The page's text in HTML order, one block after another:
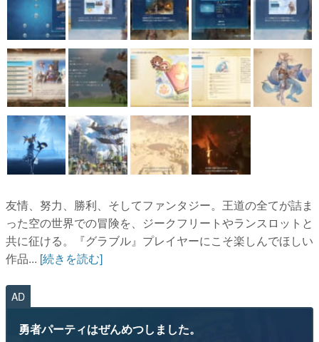
友情、努力、勝利、そしてファンタジー。王道の全てが詰ま
った空の世界での冒険を、ジークフリートやランスロットと
共に征ける。『グラブル』プレイヤーにこそ楽しんでほしい
作品... [続きを読む]
AD
勇者パーティはぜんめつしました。